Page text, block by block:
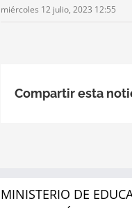
miércoles 12 julio, 2023 12:55
Compartir esta
MINISTERIO DE